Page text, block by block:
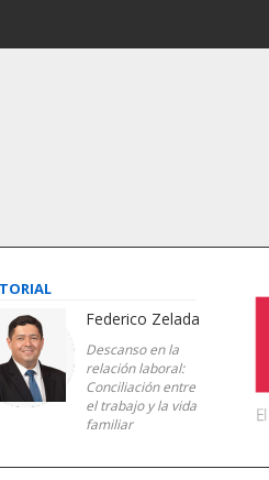
Federico Zelada
Descanso en la
relación laboral:
Conciliación entre
el trabajo y la vida
familiar